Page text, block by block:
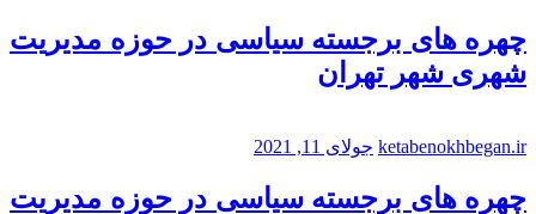
چهره های برجسته سیاسی در حوزه مدیریت
شهری شهر تهران
ketabenokhbegan.ir جولای 11, 2021
چهره های برجسته سیاسی در حوزه مدیریت